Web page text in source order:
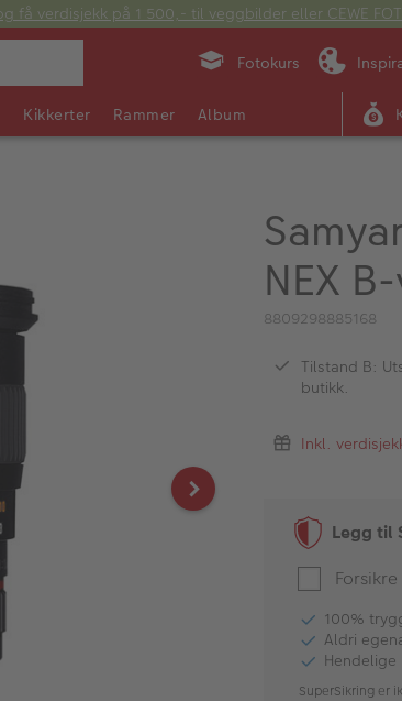
få verdisjekk på 1 500,- til veggbilder eller CEWE
Fotokurs
Kikkerter Rammer Album
NEX
8809298885168
Tilstand B:
butikk.
Inkl.
Legg til
100%
Aldri
SuperSikring er